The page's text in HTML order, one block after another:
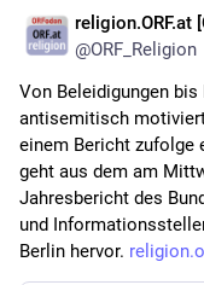
religion.ORF.at
@ORF_Religion
Von Beleidigungen bis
antisemitisch
einem Bericht zufolge
geht aus dem am
Jahresbericht des
und
Berlin hervor.